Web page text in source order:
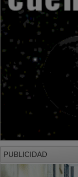
PUBLICIDAD